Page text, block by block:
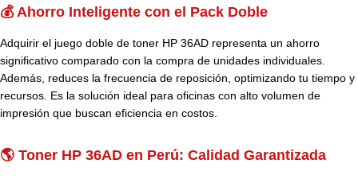
💰 Ahorro Inteligente con el Pack Doble
Adquirir el juego doble de toner HP 36AD representa un ahorro
significativo comparado con la compra de unidades individuales.
Además, reduces la frecuencia de reposición, optimizando tu tiempo y
recursos. Es la solución ideal para oficinas con alto volumen de
impresión que buscan eficiencia en costos.
🌎 Toner HP 36AD en Perú: Calidad Garantizada